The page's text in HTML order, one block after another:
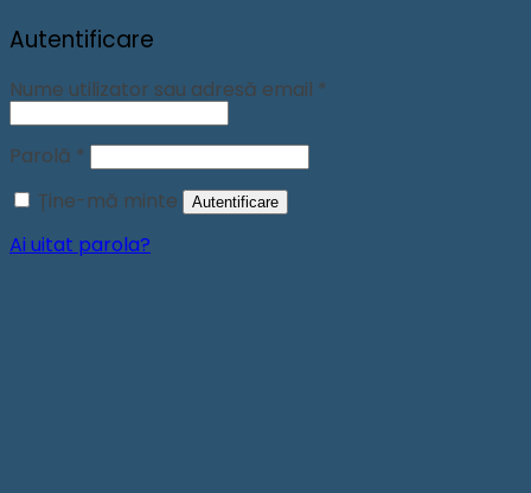
Autentificare
Nume utilizator sau adresă email *
Parolă * Obligatoriu
Ține-mă minte
Autentificare
Ai uitat parola?